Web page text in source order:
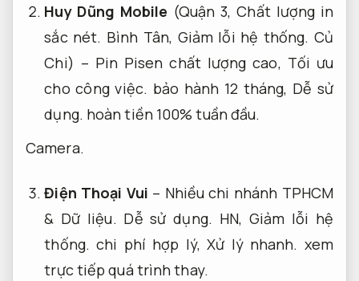
Huy Dũng Mobile (Quận 3,Chất lượng in
sắc nét. Bình Tân, Giảm lỗi hệ thống. Củ
Chi) – Pin Pisen chất lượng cao, Tối ưu
cho công việc. bảo hành 12 tháng, Dễ sử
dụng. hoàn tiền 100% tuần đầu.
Camera.
Điện Thoại Vui – Nhiều chi nhánh TPHCM
& Dữ liệu. Dễ sử dụng. HN, Giảm lỗi hệ
thống. chi phí hợp lý,Xử lý nhanh. xem
trực tiếp quá trình thay.